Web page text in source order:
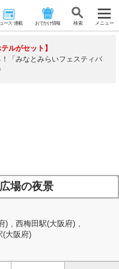
ース･連載 おでかけ情報 検 索 メニュー
ルがセット】
「みなとみらいフェスティバ
場の夜景
) , 西梅田駅(大阪府) ,
(大阪府)